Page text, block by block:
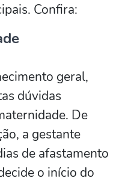
Confira:
geral,
dúvidas
De
a gestante
de afastamento
o início do